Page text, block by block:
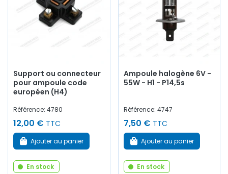
Support ou connecteur
pour ampoule code
européen (H4)
Référence: 4780
12,00 € TTC
Ajouter au panier
En stock
Ampoule halogène 6V -
55W - H1 - P14,5s
Référence: 4747
7,50 € TTC
Ajouter au panier
En stock